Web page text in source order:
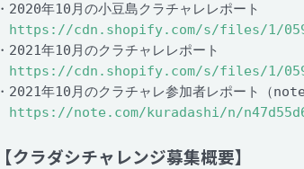
・2020年10月の小豆島クラチャレレポート
https://cdn.shopify.com/s/files/1/
・2021年10月のクラチャレレポート
https://cdn.shopify.com/s/files/1/
・2021年10月のクラチャレ参加者レポート（
https://note.com/kuradashi/n/
【クラダシチャレンジ募集概要】